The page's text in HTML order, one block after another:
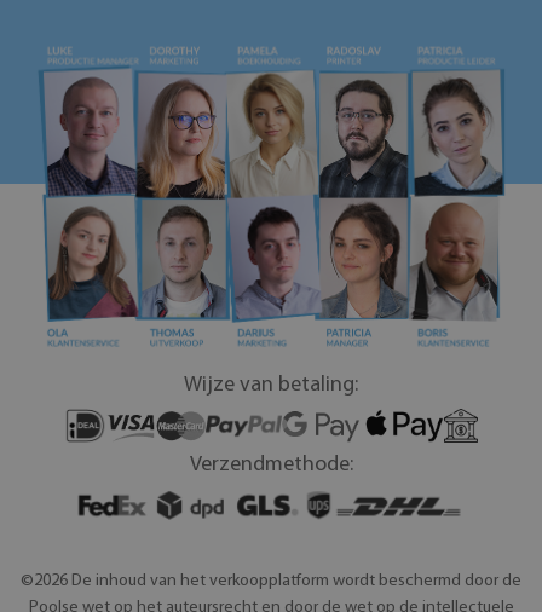
Wijze van betaling:
Verzendmethode:
©2026 De inhoud van het verkoopplatform wordt beschermd door de
Poolse wet op het auteursrecht en door de wet op de intellectuele